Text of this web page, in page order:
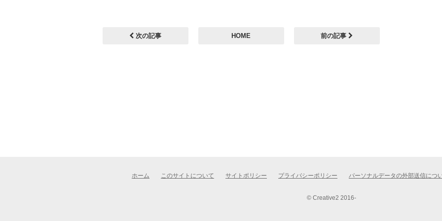
次の記事 HOME 前の記事
ホーム このサイトについて サイトポリシー プライバシーポリシー パーソナルデータの外部送信につ
© Creative2 2016-